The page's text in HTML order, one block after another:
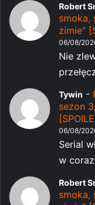
Robert
smoka,
zimie”
06/08/
Nie
Tywin -
sezon
06/08/
Serial
w coraz
Robert
smoka,